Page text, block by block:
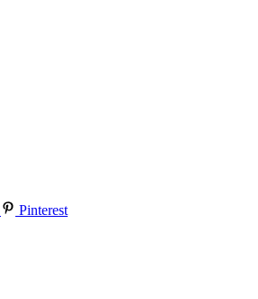
Pinterest